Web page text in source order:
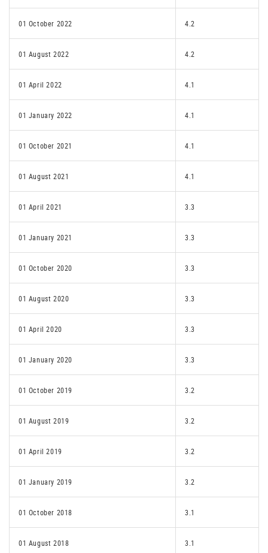
01 October 2022 4.2
01 August 2022 4.2
01 April 2022 4.1
01 January 2022 4.1
01 October 2021 4.1
01 August 2021 4.1
01 April 2021 3.3
01 January 2021 3.3
01 October 2020 3.3
01 August 2020 3.3
01 April 2020 3.3
01 January 2020 3.3
01 October 2019 3.2
01 August 2019 3.2
01 April 2019 3.2
01 January 2019 3.2
01 October 2018 3.1
01 August 2018 3.1